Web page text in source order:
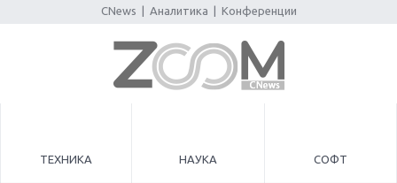
CNews Аналитика Конференции
ТЕХНИКА НАУКА СОФТ